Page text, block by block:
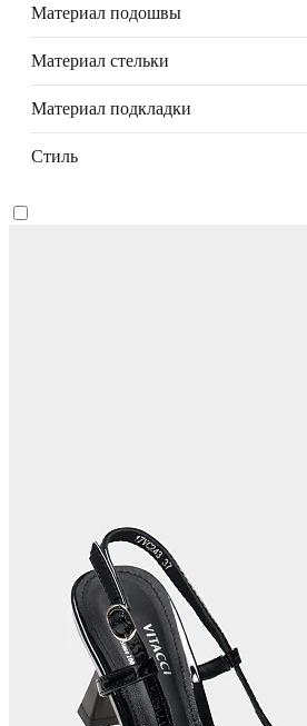
Материал подошвы
Материал стельки
Материал подкладки
Стиль